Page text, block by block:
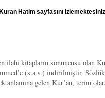
Hatim sayfasını
ilahi kitapların sonuncusu olan
(s.a.v.) indirilmiştir.
anlamına gelen Kur’an, terim